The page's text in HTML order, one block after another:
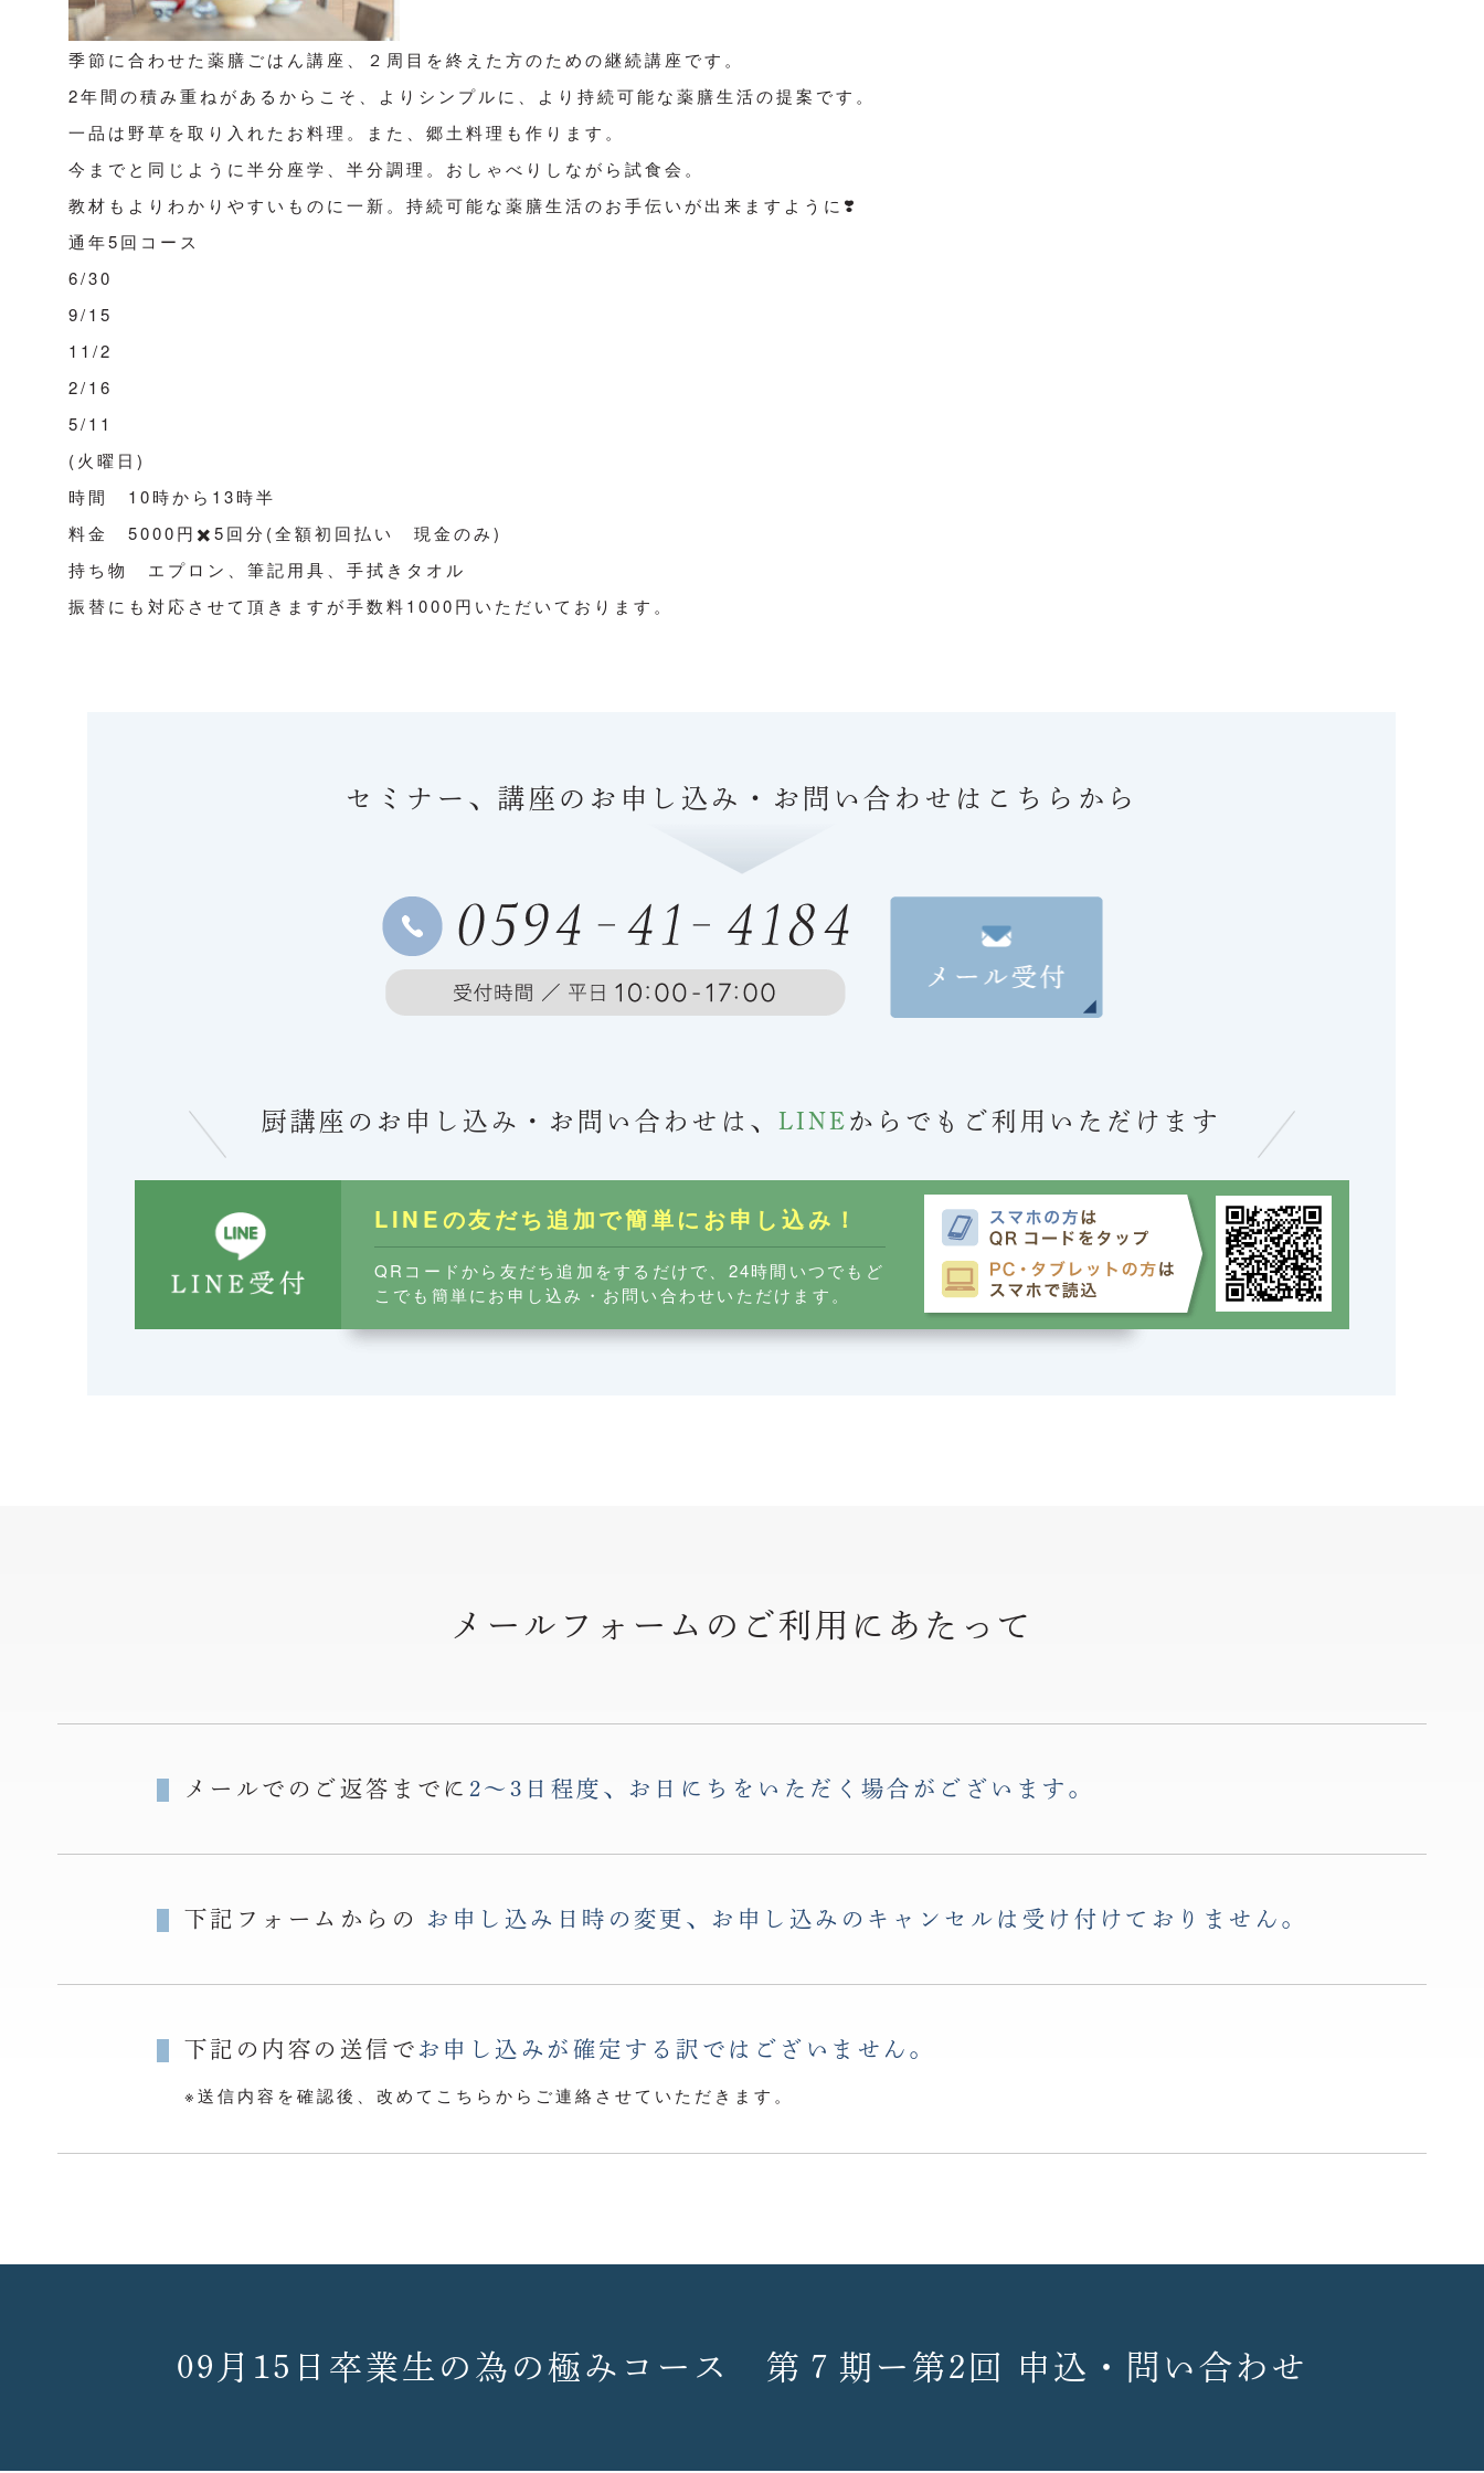
季節に合わせた薬膳ごはん講座、２周目を終えた方のための継続講座です。
2年間の積み重ねがあるからこそ、よりシンプルに、より持続可能な薬膳生活の提案です。
一品は野草を取り入れたお料理。また、郷土料理も作ります。
今までと同じように半分座学、半分調理。おしゃべりしながら試食会。
教材もよりわかりやすいものに一新。持続可能な薬膳生活のお手伝いが出来ますように❣️
通年5回コース
6/30
9/15
11/2
2/16
5/11
(火曜日)
時間 10時から13時半
料金 5000円✖️5回分(全額初回払い 現金のみ)
持ち物 エプロン、筆記用具、手拭きタオル
振替にも対応させて頂きますが手数料1000円いただいております。
セミナー、講座の お申し込み・お問い合わせはこちらから
厨講座のお申し込み・お問い合わせは、LINE からでも ご利用いただけます
LINEの友だち追加で簡単に お申し込み！
QRコードから友だち追加をするだけで、24時間いつでもど
こでも簡単にお申し込み・お問い合わせいただけます。
メールフォームのご利用 にあたって
メールでのご返答までに 2〜3日程度、お日にちをいただく場合がございます。
下記フォームからの お申し込み日時の変更、お申し込みのキャンセルは受け付けておりません。
下記の内容の送信で お申し込みが確定する訳ではございません。
※送信内容を確認後、改めてこちらからご連絡させていただきます。
09月15日卒業生の為の極みコース 第７期ー第2回 申込・問い合わせ